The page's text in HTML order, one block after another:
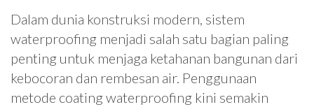
Dalam dunia konstruksi modern, sistem
waterproofing menjadi salah satu bagian paling
penting untuk menjaga ketahanan bangunan dari
kebocoran dan rembesan air. Penggunaan
metode coating waterproofing kini semakin